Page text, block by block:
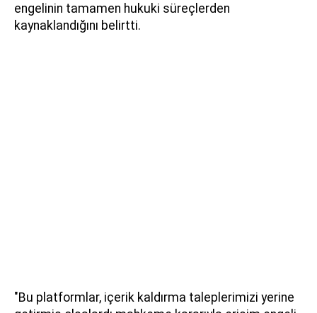
engelinin tamamen hukuki süreçlerden
kaynaklandığını belirtti.
"Bu platformlar, içerik kaldırma taleplerimizi yerine